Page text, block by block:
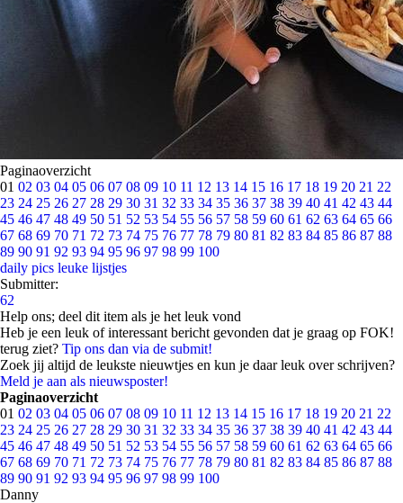
Paginaoverzicht
01 02 03 04 05 06 07 08 09 10 11 12 13 14 15 16 17 18 19 20 21 22
23 24 25 26 27 28 29 30 31 32 33 34 35 36 37 38 39 40 41 42 43 44
45 46 47 48 49 50 51 52 53 54 55 56 57 58 59 60 61 62 63 64 65 66
67 68 69 70 71 72 73 74 75 76 77 78 79 80 81 82 83 84 85 86 87 88
89 90 91 92 93 94 95 96 97 98 99 100
daily pics leuke lijstjes
Submitter:
62
Help ons; deel dit item als je het leuk vond
Heb je een leuk of interessant bericht gevonden dat je graag op FOK!
terug ziet? Tip ons dan via de submit!
Zoek jij altijd de leukste nieuwtjes en kun je daar leuk over schrijven?
Meld je aan als nieuwsposter!
Paginaoverzicht
01 02 03 04 05 06 07 08 09 10 11 12 13 14 15 16 17 18 19 20 21 22
23 24 25 26 27 28 29 30 31 32 33 34 35 36 37 38 39 40 41 42 43 44
45 46 47 48 49 50 51 52 53 54 55 56 57 58 59 60 61 62 63 64 65 66
67 68 69 70 71 72 73 74 75 76 77 78 79 80 81 82 83 84 85 86 87 88
89 90 91 92 93 94 95 96 97 98 99 100
Danny